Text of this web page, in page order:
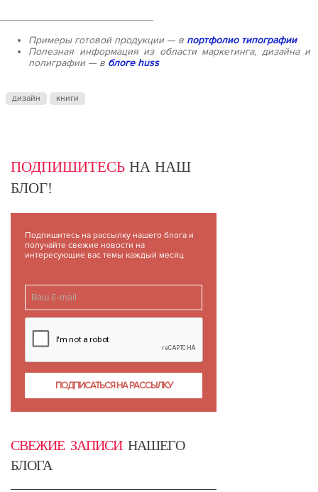
Примеры готовой продукции — в портфолио типографии
Полезная информация из области маркетинга, дизайна и
полиграфии — в блоге huss
дизайн книги
ПОДПИШИТЕСЬ НА НАШ
БЛОГ!
Подпишитесь на рассылку нашего блога и
получайте свежие новости на
интересующие вас темы каждый месяц
СВЕЖИЕ ЗАПИСИНАШЕГО
БЛОГА